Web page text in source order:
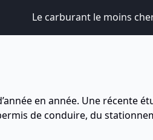
Le carburant le moins
en année. Une récente
de conduire, du